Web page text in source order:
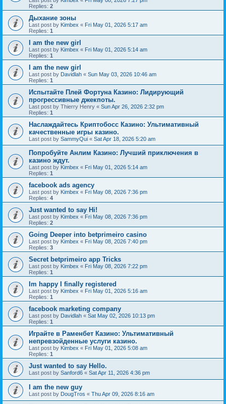
Replies: 2
Дыхание зоны
Last post by Kimbex « Fri May 01, 2026 5:17 am
Replies: 1
I am the new girl
Last post by Kimbex « Fri May 01, 2026 5:14 am
Replies: 1
I am the new girl
Last post by Davidlah « Sun May 03, 2026 10:46 am
Replies: 1
Испытайте Плей Фортуна Казино: Лидирующий
прогрессивные джекпоты.
Last post by Thierry Henry « Sun Apr 26, 2026 2:32 pm
Replies: 1
Наслаждайтесь Криптобосс Казино: Ультимативный
качественные игры казино.
Last post by SammyQui « Sat Apr 18, 2026 5:20 am
Попробуйте Анлим Казино: Лучший приключения в
казино ждут.
Last post by Kimbex « Fri May 01, 2026 5:14 am
Replies: 1
facebook ads agency
Last post by Kimbex « Fri May 08, 2026 7:36 pm
Replies: 4
Just wanted to say Hi!
Last post by Kimbex « Fri May 08, 2026 7:36 pm
Replies: 2
Going Deeper into betprimeiro casino
Last post by Kimbex « Fri May 08, 2026 7:40 pm
Replies: 3
Secret betprimeiro app Tricks
Last post by Kimbex « Fri May 08, 2026 7:22 pm
Replies: 1
Im happy I finally registered
Last post by Kimbex « Fri May 01, 2026 5:16 am
Replies: 1
facebook marketing company
Last post by Davidlah « Sat May 02, 2026 10:13 pm
Replies: 1
Играйте в Раменбет Казино: Ультимативный
непревзойденные услуги казино.
Last post by Kimbex « Fri May 01, 2026 5:08 am
Replies: 1
Just wanted to say Hello.
Last post by Sanford6 « Sat Apr 11, 2026 4:36 pm
I am the new guy
Last post by DougTros « Thu Apr 09, 2026 8:16 am